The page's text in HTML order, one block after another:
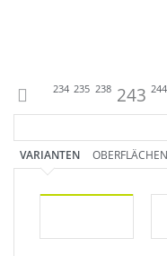
233 233K 234 235 238 243 244
VARIANTEN OBERFLÄCHEN